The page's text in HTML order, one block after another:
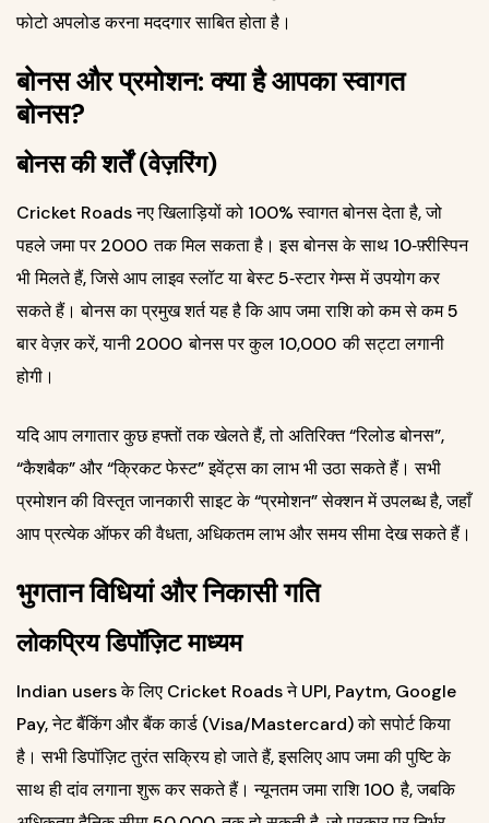
फोटो अपलोड करना मददगार साबित होता है।
बोनस और प्रमोशन: क्या है आपका स्वागत
बोनस?
बोनस की शर्तें (वेज़रिंग)
Cricket Roads नए खिलाड़ियों को 100% स्वागत बोनस देता है, जो
पहले जमा पर 2000 ₹ तक मिल सकता है। इस बोनस के साथ 10‑फ़्रीस्पिन
भी मिलते हैं, जिसे आप लाइव स्लॉट या बेस्ट 5‑स्टार गेम्स में उपयोग कर
सकते हैं। बोनस का प्रमुख शर्त यह है कि आप जमा राशि को कम से कम 5
बार वेज़र करें, यानी 2000 ₹ बोनस पर कुल 10,000 ₹ की सट्टा लगानी
होगी।
यदि आप लगातार कुछ हफ्तों तक खेलते हैं, तो अतिरिक्त “रिलोड बोनस”,
“कैशबैक” और “क्रिकट फेस्ट” इवेंट्स का लाभ भी उठा सकते हैं। सभी
प्रमोशन की विस्तृत जानकारी साइट के “प्रमोशन” सेक्शन में उपलब्ध है, जहाँ
आप प्रत्येक ऑफर की वैधता, अधिकतम लाभ और समय सीमा देख सकते हैं।
भुगतान विधियां और निकासी गति
लोकप्रिय डिपॉज़िट माध्यम
Indian users के लिए Cricket Roads ने UPI, Paytm, Google
Pay, नेट बैंकिंग और बैंक कार्ड (Visa/Mastercard) को सपोर्ट किया
है। सभी डिपॉज़िट तुरंत सक्रिय हो जाते हैं, इसलिए आप जमा की पुष्टि के
साथ ही दांव लगाना शुरू कर सकते हैं। न्यूनतम जमा राशि 100 ₹ है, जबकि